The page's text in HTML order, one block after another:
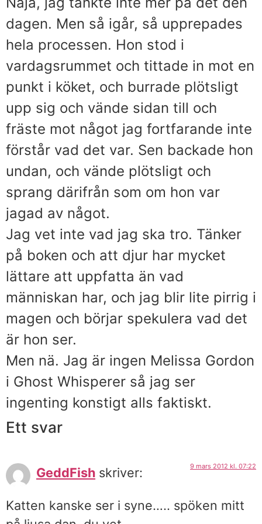
dagen. Men så igår, så upprepades
hela processen. Hon stod i
vardagsrummet och tittade in mot en
punkt i köket, och burrade plötsligt
upp sig och vände sidan till och
fräste mot något jag fortfarande inte
förstår vad det var. Sen backade hon
undan, och vände plötsligt och
sprang därifrån som om hon var
jagad av något.
Jag vet inte vad jag ska tro. Tänker
på boken och att djur har mycket
lättare att uppfatta än vad
människan har, och jag blir lite pirrig i
magen och börjar spekulera vad det
är hon ser.
Men nä. Jag är ingen Melissa Gordon
i Ghost Whisperer så jag ser
ingenting konstigt alls faktiskt.
Ett svar
GeddFish skriver: 9 mars 2012 kl. 07:22
Katten kanske ser i syne….. spöken mitt